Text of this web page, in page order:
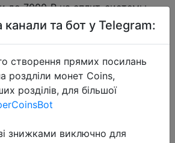
кондиционеры или
(скидки до 7000 ₽
или -50% на
50 %
та бот у Telegram:
створення прямих посилань
роздліли монет Coins,
розділів, для більшої
знижками виключно для